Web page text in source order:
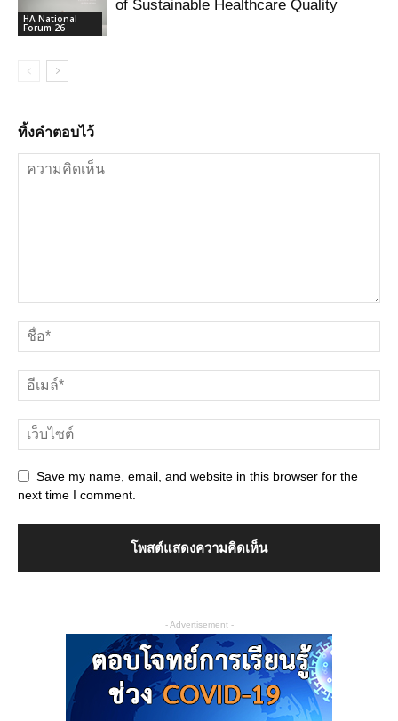
HA National
Forum 26
of Sustainable Healthcare Quality
ทิ้งคำตอบไว้
Save my name, email, and website in this browser for the
next time I comment.
- Advertisement -